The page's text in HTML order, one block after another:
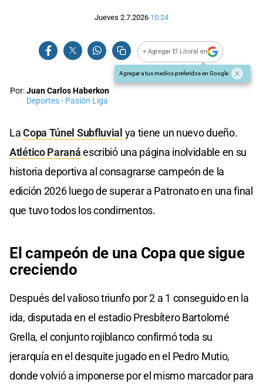
Jueves 2.7.2026 10:24
+ Agregar El Litoral en
Agregar a tus medios preferidos en Google
Por:Juan Carlos Haberkon
Deportes - Pasión Liga
LaCopa Túnel Subfluvial ya tiene un nuevo dueño.
Atlético Paranáescribió una página inolvidable en su
historia deportiva al consagrarse campeón de la
edición 2026 luego de superar a Patronato en una final
que tuvo todos los condimentos.
El campeón de una Copa que sigue
creciendo
Después del valioso triunfo por 2 a 1 conseguido en la
ida, disputada en el estadio Presbítero Bartolomé
Grella, el conjunto rojiblanco confirmó toda su
jerarquía en el desquite jugado en el Pedro Mutio,
donde volvió a imponerse por el mismo marcador para